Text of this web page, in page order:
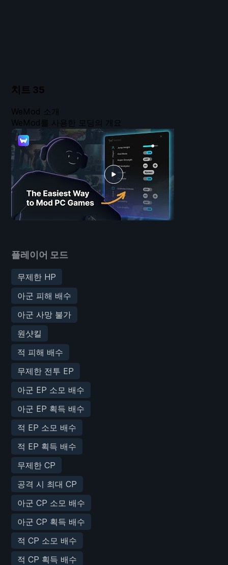
치트 35
플레이어 모드
무제한 HP
아군 피해 배수
아군 사망 불가
원샷킬
적 피해 배수
무제한 전투 EP
아군 EP 소모 배수
아군 EP 획득 배수
적 EP 소모 배수
적 EP 획득 배수
무제한 CP
공격 시 최대 CP
아군 CP 소모 배수
아군 CP 획득 배수
적 CP 소모 배수
적 CP 획득 배수
WeMod 소개
WeMod를 사용한 모딩의 개요